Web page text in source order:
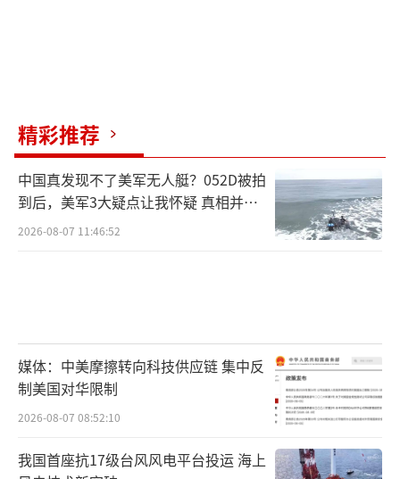
精彩推荐
中国真发现不了美军无人艇？052D被拍
到后，美军3大疑点让我怀疑 真相并非
如此
2026-08-07 11:46:52
媒体：中美摩擦转向科技供应链 集中反
制美国对华限制
2026-08-07 08:52:10
我国首座抗17级台风风电平台投运 海上